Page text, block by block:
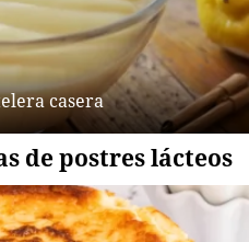
casera
de postres lácteos